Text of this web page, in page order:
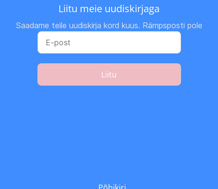
Liitu meie uudiskirjaga
Saadame teile uudiskirja kord kuus. Rämpsposti pole
Liitu